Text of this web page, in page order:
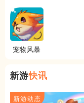
宠物风暴
新游快讯
新游动态